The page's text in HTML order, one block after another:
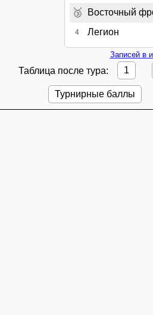
🥉 Восточный
4 Легион
Записей в
Таблица после тура: 1
Турнирные баллы